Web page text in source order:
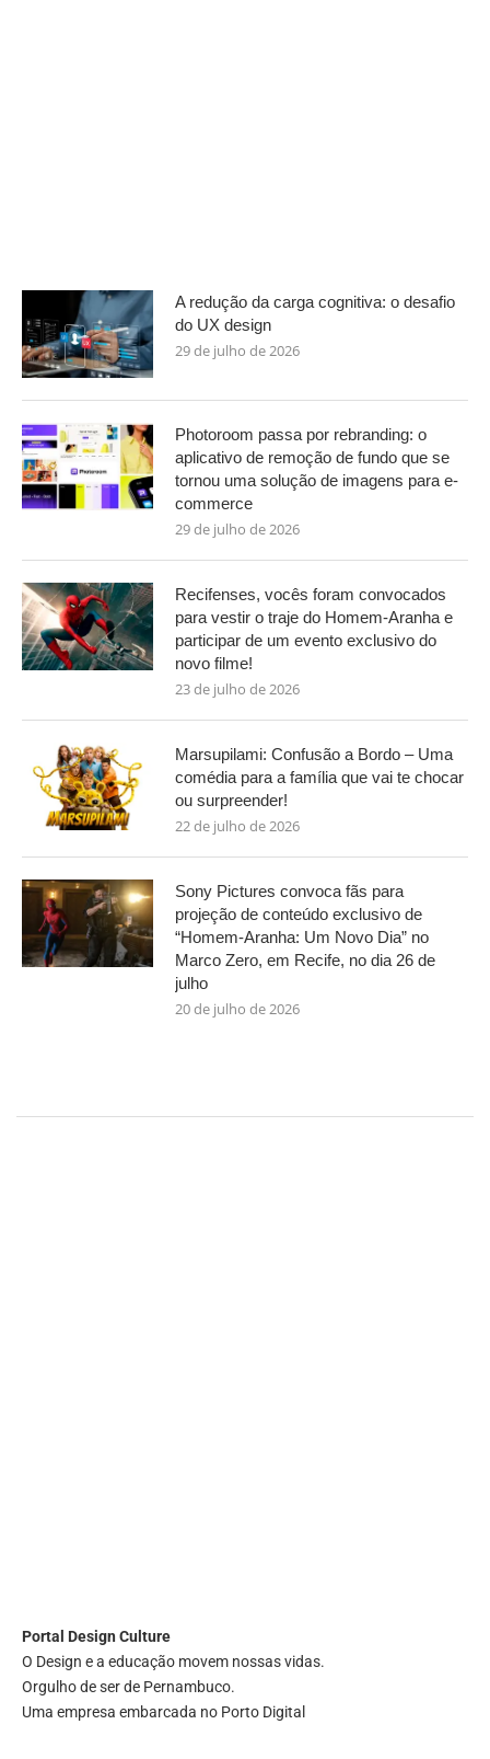
A redução da carga cognitiva: o desafio
do UX design
29 de julho de 2026
Photoroom passa por rebranding: o
aplicativo de remoção de fundo que se
tornou uma solução de imagens para e-
commerce
29 de julho de 2026
Recifenses, vocês foram convocados
para vestir o traje do Homem-Aranha e
participar de um evento exclusivo do
novo filme!
23 de julho de 2026
Marsupilami: Confusão a Bordo – Uma
comédia para a família que vai te chocar
ou surpreender!
22 de julho de 2026
Sony Pictures convoca fãs para
projeção de conteúdo exclusivo de
“Homem-Aranha: Um Novo Dia” no
Marco Zero, em Recife, no dia 26 de
julho
20 de julho de 2026
Portal Design Culture
O Design e a educação movem nossas vidas.
Orgulho de ser de Pernambuco.
Uma empresa embarcada no Porto Digital